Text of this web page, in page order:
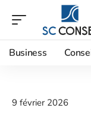
Business
9 février 2026